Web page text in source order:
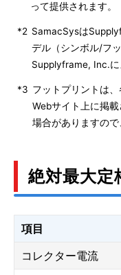
って提供されます。
*2 SamacSysは
デル（シンボル/フ
Supplyframe, Inc.に
*3 フットプリントは
Webサイト上に掲
場合がありますので
絶対最大定
項目
コレクター電流